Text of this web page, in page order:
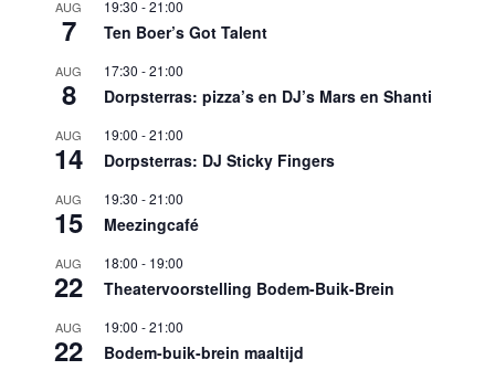
AUG
7
19:30 -21:00
Ten Boer’s Got Talent
AUG
8
17:30 -21:00
Dorpsterras: pizza’s en DJ’s Mars en Shanti
AUG
14
19:00 -21:00
Dorpsterras: DJ Sticky Fingers
AUG
15
19:30 -21:00
Meezingcafé
AUG
22
18:00 - 19:00
Theatervoorstelling Bodem-Buik-Brein
AUG
22
19:00 -21:00
Bodem-buik-brein maaltijd